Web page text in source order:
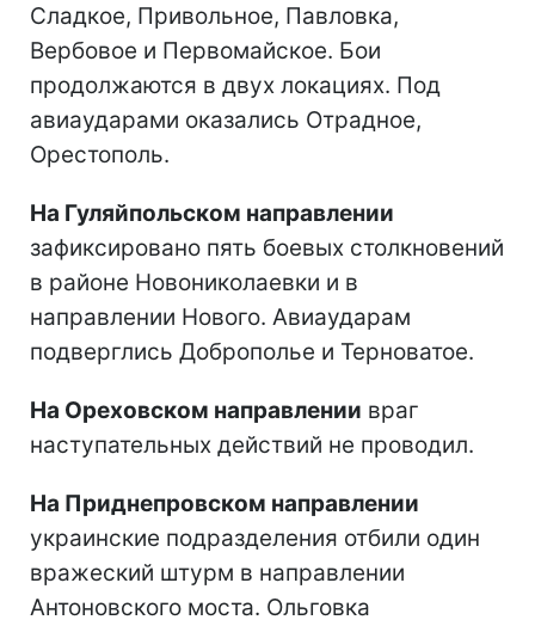
Сладкое, Привольное, Павловка,
Вербовое и Первомайское. Бои
продолжаются в двух локациях. Под
авиаударами оказались Отрадное,
Орестополь.
На Гуляйпольском направлении
зафиксировано пять боевых столкновений
в районе Новониколаевки и в
направлении Нового. Авиаударам
подверглись Доброполье и Терноватое.
На Ореховском направлении враг
наступательных действий не проводил.
На Приднепровском направлении
украинские подразделения отбили один
вражеский штурм в направлении
Антоновского моста. Ольговка